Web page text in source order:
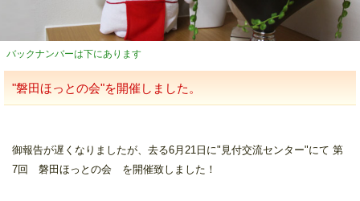
バックナンバーは下にあります
"磐田ほっとの会"を開催しました。
御報告が遅くなりましたが、去る6月21日に"見付交流センター"にて 第
7回 磐田ほっとの会 を開催致しました！